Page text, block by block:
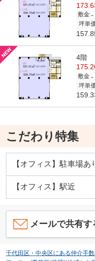
敷金 -
坪単
4階
敷金 -
坪単
こだわり特集
【オフィス】駐車場あ
【オフィス】駅近
メールで共有す
千代田区・中央区にある仲介手